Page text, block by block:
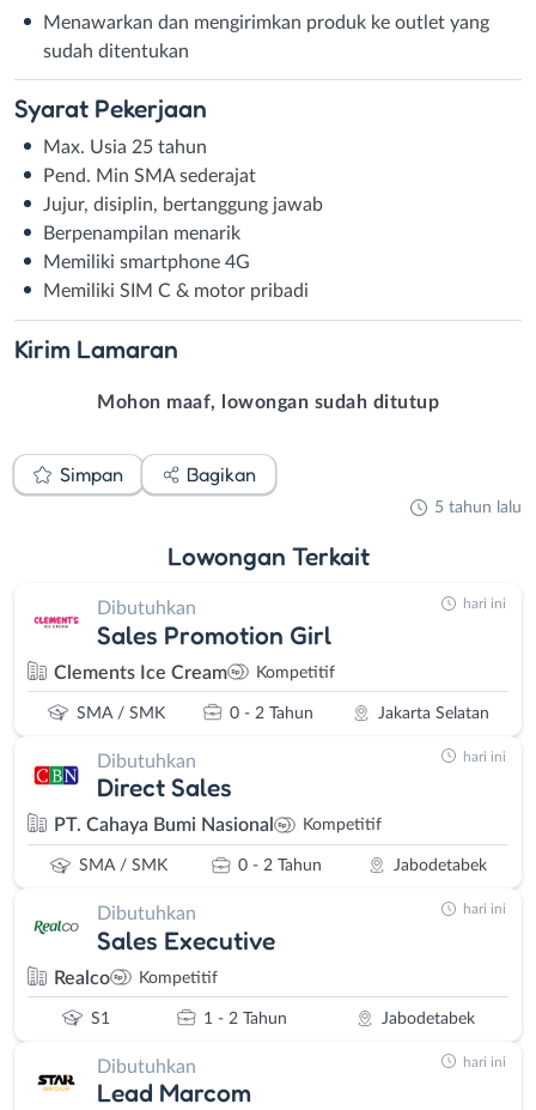
Menawarkan dan mengirimkan produk ke outlet yang
sudah ditentukan
Syarat Pekerjaan
Max. Usia 25 tahun
Pend. Min SMA sederajat
Jujur, disiplin, bertanggung jawab
Berpenampilan menarik
Memiliki smartphone 4G
Memiliki SIM C & motor pribadi
Kirim Lamaran
Mohon maaf, lowongan sudah ditutup
Simpan Bagikan
5 tahun lalu
Lowongan Terkait
Dibutuhkan
Sales Promotion Girl
Clements Ice Cream Kompetitif
SMA / SMK 0 - 2 Tahun Jakarta Selatan
hari ini
Dibutuhkan
Direct Sales
PT. Cahaya Bumi Nasional Kompetitif
SMA / SMK 0 - 2 Tahun Jabodetabek
hari ini
Dibutuhkan
Sales Executive
Realco Kompetitif
S1 1 - 2 Tahun Jabodetabek
hari ini
Dibutuhkan
Lead Marcom
hari ini